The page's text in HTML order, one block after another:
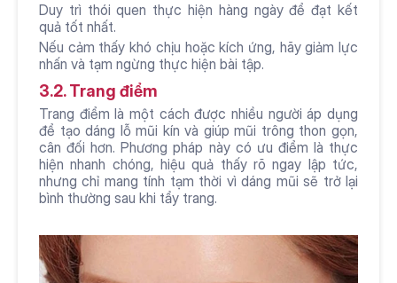
Duy trì thói quen thực hiện hàng ngày để đạt kết
quả tốt nhất.
Nếu cảm thấy khó chịu hoặc kích ứng, hãy giảm lực
nhấn và tạm ngừng thực hiện bài tập.
3.2. Trang điểm
Trang điểm là một cách được nhiều người áp dụng
để tạo dáng lỗ mũi kín và giúp mũi trông thon gọn,
cân đối hơn. Phương pháp này có ưu điểm là thực
hiện nhanh chóng, hiệu quả thấy rõ ngay lập tức,
nhưng chỉ mang tính tạm thời vì dáng mũi sẽ trở lại
bình thường sau khi tẩy trang.